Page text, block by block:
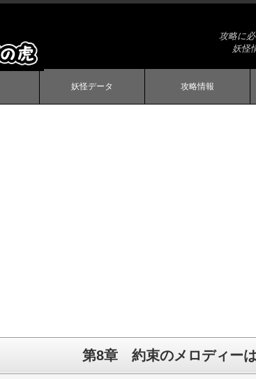
攻略に
妖怪
妖怪データ 攻略情報
第8章 約束のメロディー